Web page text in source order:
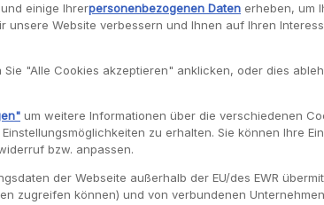
Fritteusen
INSPIRATIONEN
Moulisearch
Unsere Cookboards
einige Ihrerpersonenbezogenen Daten erheben, um
unsere Website verbessern und Ihnen auf Ihren
"Alle Cookies akzeptieren" anklicken, oder dies
um weitere Informationen über die verschiedenen
zu erhalten. Sie können Ihre
bzw. anpassen.
der Webseite außerhalb der EU/des EWR
zugreifen können) und von verbundenen